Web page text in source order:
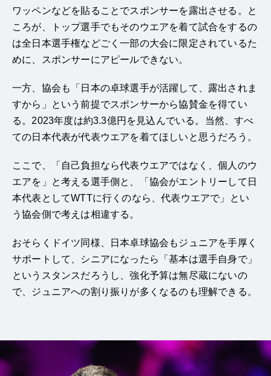
ワッペンなどを貼ることでスポンサーを露出させる。と
ころが、トップ選手でもそのウエアを着て試合をするの
は全日本選手権などごく一部の大会に限定されているた
めに、スポンサーにアピールできない。
一方、協会も「日本の卓球選手が活躍して、露出されま
すから」という前提でスポンサーから協賛金を得てい
る。2023年度は約3.3億円を見込んでいる。当然、すべ
ての日本代表が代表ウエアを着てほしいと思うだろう。
ここで、「自己負担なら代表ウエアではなく、個人のウ
エアを」と考える選手側と、「協会がエントリーして日
本代表としてWTTに行くのなら、代表ウエアで」とい
う協会側で考えは相違する。
おそらくドイツ同様、日本卓球協会もジュニアを手厚く
サポートして、シニアになったら「基本は選手自身で」
というスタンスだろうし、強化予算は無尽蔵にないの
で、ジュニアへの割り振りが多くなるのも理解できる。